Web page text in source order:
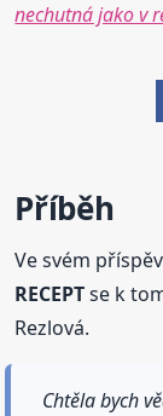
nechutná jako v
Příběh
Ve svém
RECEPTse k
Rezlová.
Chtěla bych